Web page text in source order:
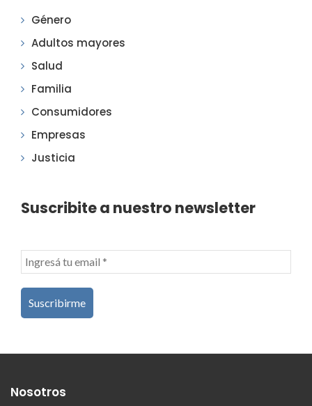
Género
Adultos mayores
Salud
Familia
Consumidores
Empresas
Justicia
Suscribite a nuestro newsletter
Nosotros